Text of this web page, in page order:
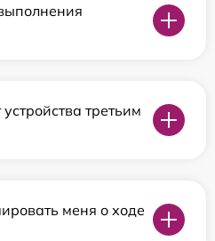
третьим
меня о ходе